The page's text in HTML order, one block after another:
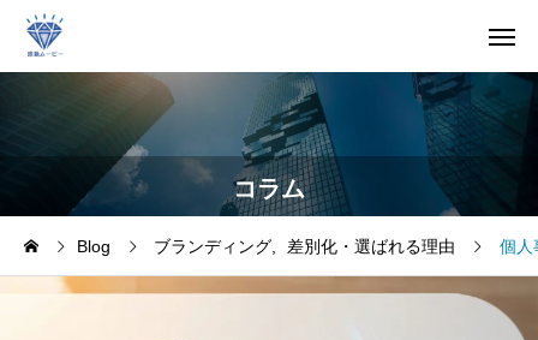
コラム
Blog ブランディング 差別化・選ばれる理由 個人